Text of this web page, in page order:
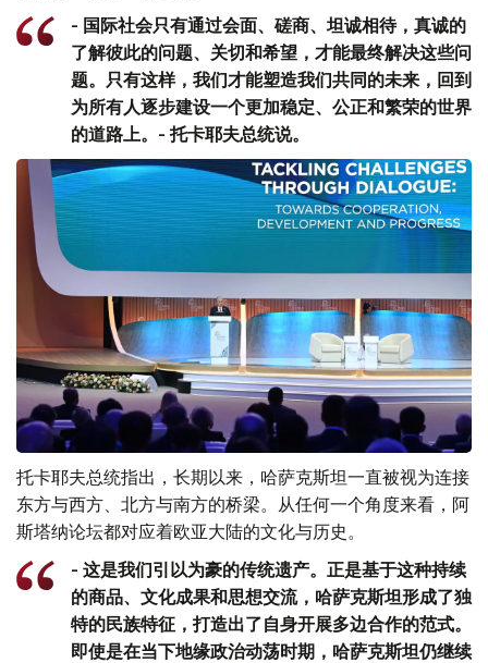
- 国际社会只有通过会面、磋商、坦诚相待，真诚的
了解彼此的问题、关切和希望，才能最终解决这些问
题。只有这样，我们才能塑造我们共同的未来，回到
为所有人逐步建设一个更加稳定、公正和繁荣的世界
的道路上。- 托卡耶夫总统说。
托卡耶夫总统指出，长期以来，哈萨克斯坦一直被视为连接
东方与西方、北方与南方的桥梁。从任何一个角度来看，阿
斯塔纳论坛都对应着欧亚大陆的文化与历史。
- 这是我们引以为豪的传统遗产。正是基于这种持续
的商品、文化成果和思想交流，哈萨克斯坦形成了独
特的民族特征，打造出了自身开展多边合作的范式。
即使是在当下地缘政治动荡时期，哈萨克斯坦仍继续